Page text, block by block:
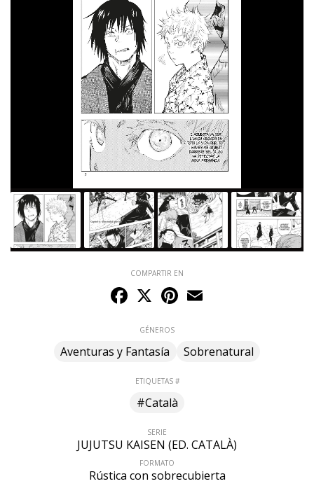
COMPARTIR EN
Facebook
X Pinterest
GÉNEROS
Aventuras y Fantasía Sobrenatural
ETIQUETAS #
#Català
SERIE
JUJUTSU KAISEN (ED. CATALÀ)
FORMATO
Rústica con sobrecubierta